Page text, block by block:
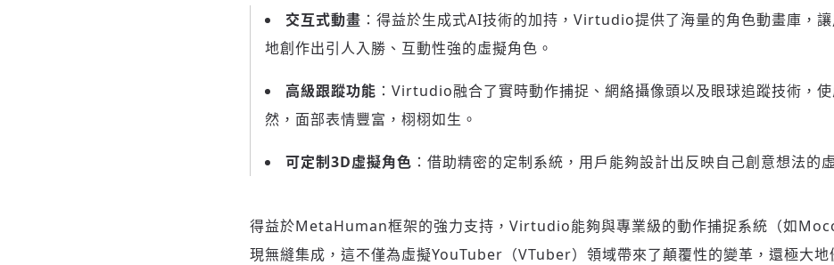
交互式動畫 ：得益於生成式AI技術的加持，Virtudio提供了海量的角色動畫庫，
地創作出引人入勝、互動性強的虛擬角色。
高級跟蹤功能 ：Virtudio融合了實時動作捕捉、網絡攝像頭以及眼球追蹤技術，
然，面部表情豐富，栩栩如生。
可定制3D虛擬角色 ：借助精密的定制系統，用戶能夠設計出反映自己創意想法的
得益於MetaHuman框架的強力支持，Virtudio能夠與專業級的動作捕捉系統（如
現無縫集成，這不僅為虛擬YouTuber（VTuber）領域帶來了顛覆性的變革，還極大地